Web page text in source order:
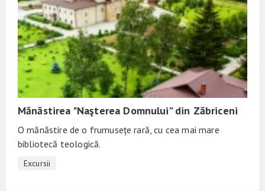
Mănăstirea "Naşterea Domnului” din Zăbriceni
O mănăstire de o frumusețe rară, cu cea mai mare
bibliotecă teologică.
Excursii